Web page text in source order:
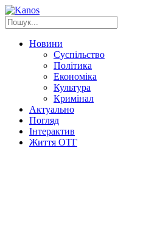
Новини
Суспільство
Політика
Економіка
Культура
Кримінал
Актуально
Погляд
Інтерактив
Життя ОТГ